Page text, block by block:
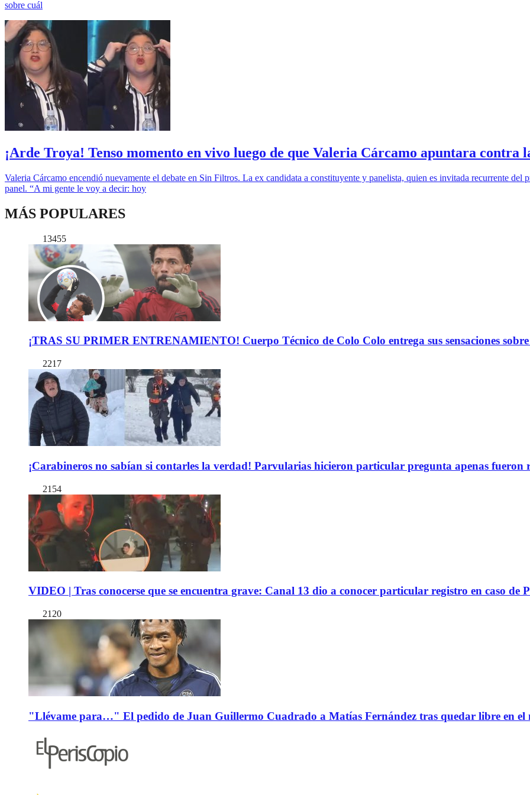
sobre cuál
¡Arde Troya! Tenso momento en vivo luego de que Valeria Cárcamo apuntara contra
Valeria Cárcamo encendió nuevamente el debate en Sin Filtros. La ex candidata a constituyente y panelista, quien es invitada recurrente
panel. “A mi gente le voy a decir: hoy
MÁS POPULARES
13455
¡TRAS SU PRIMER ENTRENAMIENTO! Cuerpo Técnico de Colo Colo entrega sus sensaciones
2217
¡Carabineros no sabían si contarles la verdad! Parvularias hicieron particular pregunta apenas fueron
2154
VIDEO | Tras conocerse que se encuentra grave: Canal 13 dio a conocer particular registro en caso de
2120
"Llévame para…" El pedido de Juan Guillermo Cuadrado a Matías Fernández tras quedar libre en el